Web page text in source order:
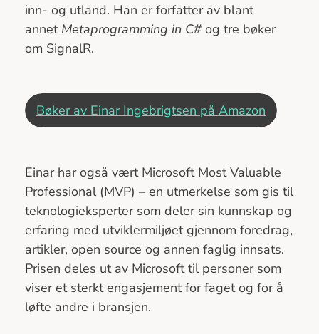
inn- og utland. Han er forfatter av blant
annet Metaprogramming in C#og tre bøker
om SignalR.
Bøker av Einar Ingebrigtsen på Amazon
Einar har også vært Microsoft Most Valuable
Professional (MVP) – en utmerkelse som gis til
teknologieksperter som deler sin kunnskap og
erfaring med utviklermiljøet gjennom foredrag,
artikler, open source og annen faglig innsats.
Prisen deles ut av Microsoft til personer som
viser et sterkt engasjement for faget og for å
løfte andre i bransjen.